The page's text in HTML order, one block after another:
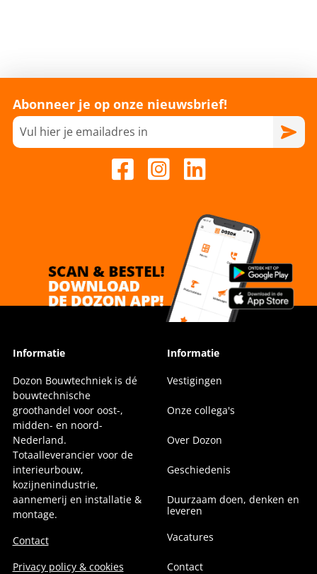
Abonneer je op onze nieuwsbrief!
Informatie
Dozon Bouwtechniek is dé
bouwtechnische
groothandel voor oost-,
midden- en noord-
Nederland.
Totaalleverancier voor de
interieurbouw,
kozijnenindustrie,
aannemerij en installatie &
montage.
Contact
Privacy policy & cookies
Informatie
Vestigingen
Onze collega's
Over Dozon
Geschiedenis
Duurzaam doen, denken en
leveren
Vacatures
Contact